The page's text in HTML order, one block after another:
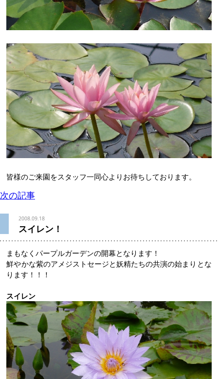
皆様のご来園をスタッフ一同心よりお待ちしております。
次の記事
2008.09.18
スイレン！
まもなくパープルガーデンの開幕となります！
鮮やかな紫のアメジストセージと妖精たちの共演の始まりとな
ります！！！
スイレン